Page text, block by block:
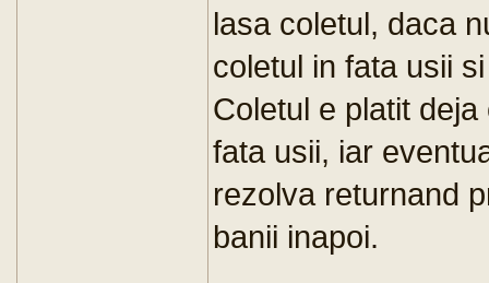
lasa coletul, daca
coletul in fata usii
Coletul e platit
fata usii, iar
rezolva returnand
banii inapoi.